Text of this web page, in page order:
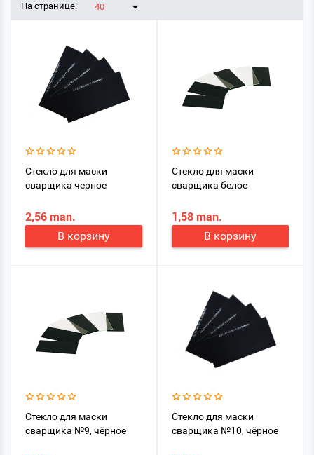
На странице: 40
Стекло для маски
сварщика черное
2,56 man.
В корзину
Стекло для маски
сварщика белое
1,58 man.
В корзину
Стекло для маски
сварщика №9, чёрное
Стекло для маски
сварщика №10, чёрное